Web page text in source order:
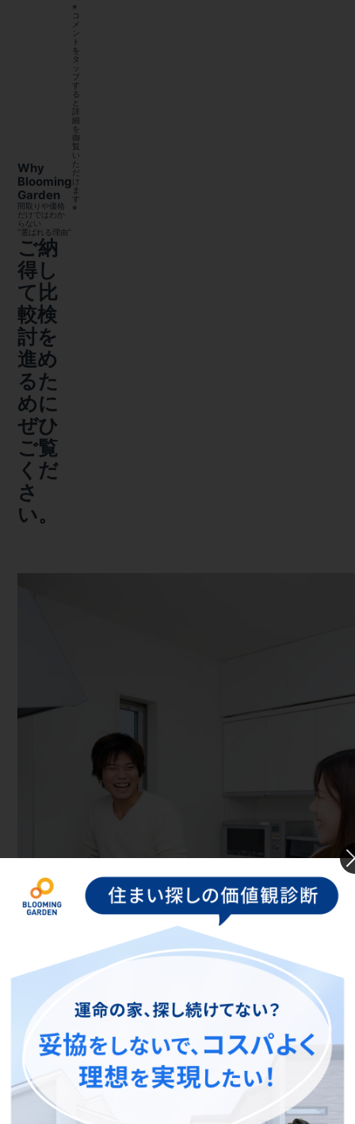
Why
Blooming
Garden
間取りや価格
だけではわか
らない
“選ばれる理由”
ご納
得し
て比
較検
討を
進め
るた
めに
ぜひ
ご覧
くだ
さ
い。
※
コ
メ
ン
ト
を
タ
ッ
プ
す
る
と
詳
細
を
御
覧
い
た
だ
け
ま
す
※